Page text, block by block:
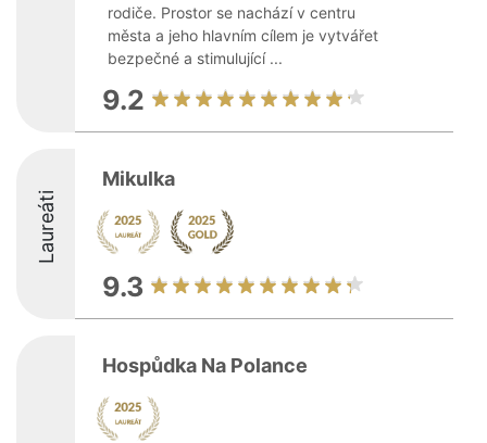
rodiče. Prostor se nachází v centru
města a jeho hlavním cílem je vytvářet
bezpečné a stimulující ...
9.2
Laureáti
Mikulka
9.3
Hospůdka Na Polance